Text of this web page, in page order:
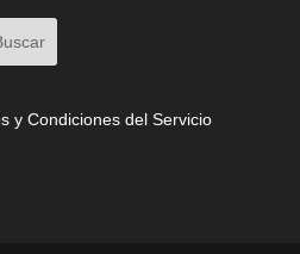
y Condiciones del Servicio